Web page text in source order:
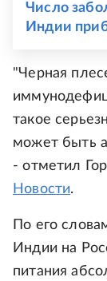
Число
Индии
"Черная
такое
может быть
- отметил
Новости.
По его
Индии на
питания